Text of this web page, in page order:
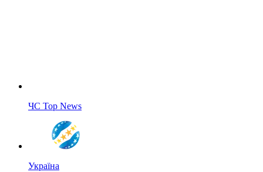
ЧС Top News
Україна